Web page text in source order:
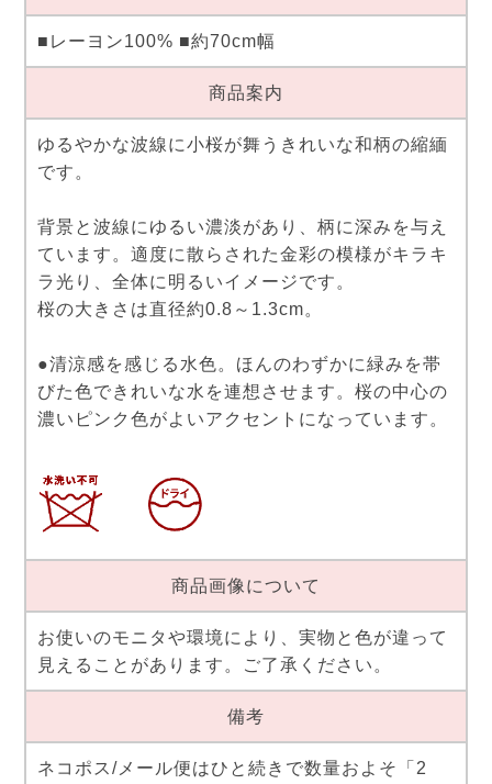
■レーヨン100% ■約70cm幅
商品案内
ゆるやかな波線に小桜が舞うきれいな和柄の縮緬
です。
背景と波線にゆるい濃淡があり、柄に深みを与え
ています。適度に散らされた金彩の模様がキラキ
ラ光り、全体に明るいイメージです。
桜の大きさは直径約0.8～1.3cm。
●清涼感を感じる水色。ほんのわずかに緑みを帯
びた色できれいな水を連想させます。桜の中心の
濃いピンク色がよいアクセントになっています。
商品画像について
お使いのモニタや環境により、実物と色が違って
見えることがあります。ご了承ください。
備考
ネコポス/メール便はひと続きで数量およそ「2